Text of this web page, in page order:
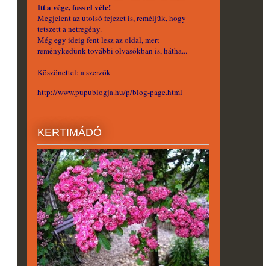
Itt a vége, fuss el véle!
Megjelent az utolsó fejezet is, reméljük, hogy
tetszett a netregény.
Még egy ideig fent lesz az oldal, mert
reménykedünk további olvasókban is, hátha...
Köszönettel: a szerzők
http://www.pupublogja.hu/p/blog-page.html
KERTIMÁDÓ